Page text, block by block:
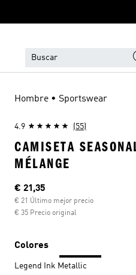
Hombre • Sportswear
4.9 (55)
CAMISETA
MÉLANGE
Precio actual
€ 21,35
€ 21 Último mejor precio
€ 35 Precio original
Colores
Legend Ink Metallic